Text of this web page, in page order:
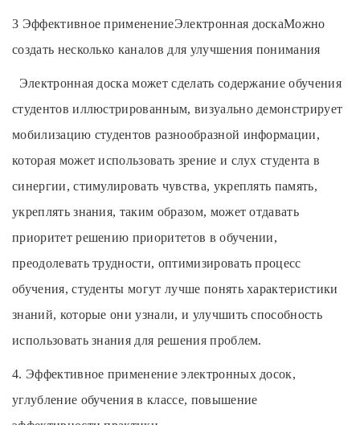
3 Эффективное применениеЭлектронная доскаМожно
создать несколько каналов для улучшения понимания
Электронная доска может сделать содержание обучения
студентов иллюстрированным, визуально демонстрирует
мобилизацию студентов разнообразной информации,
которая может использовать зрение и слух студента в
синергии, стимулировать чувства, укреплять память,
укреплять знания, таким образом, может отдавать
приоритет решению приоритетов в обучении,
преодолевать трудности, оптимизировать процесс
обучения, студенты могут лучше понять характеристики
знаний, которые они узнали, и улучшить способность
использовать знания для решения проблем.
4. Эффективное применение электронных досок,
углубление обучения в классе, повышение